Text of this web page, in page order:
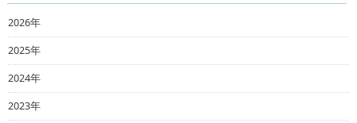
2026年
2025年
2024年
2023年